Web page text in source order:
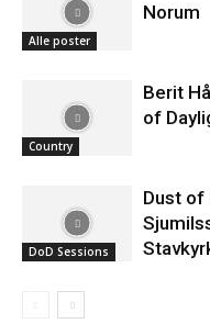
Alle poster
Norum
Country
Berit
of
DoD Sessions
Dust of